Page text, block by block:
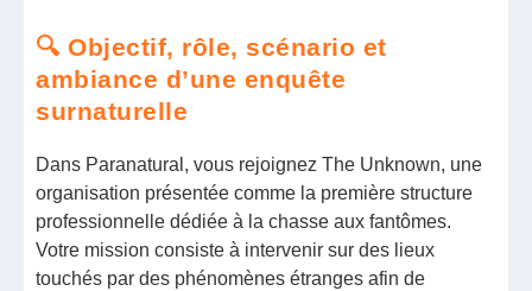
🔍 Objectif, rôle, scénario et
ambiance d’une enquête
surnaturelle
Dans Paranatural, vous rejoignez The Unknown, une
organisation présentée comme la première structure
professionnelle dédiée à la chasse aux fantômes.
Votre mission consiste à intervenir sur des lieux
touchés par des phénomènes étranges afin de